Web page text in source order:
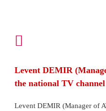
Levent DEMIR
the national TV channel
Levent DEMIR (Manager of